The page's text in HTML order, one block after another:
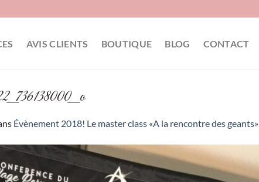
AVIS CLIENTS BOUTIQUE BLOG CONTACT
Évènement 2018! Le master class «A la rencontre des geants»